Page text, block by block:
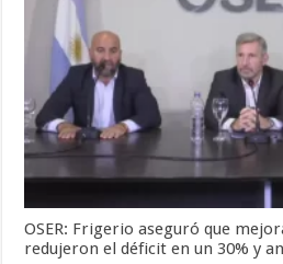
OSER: Frigerio aseguró que
redujeron el déficit en un 30% y